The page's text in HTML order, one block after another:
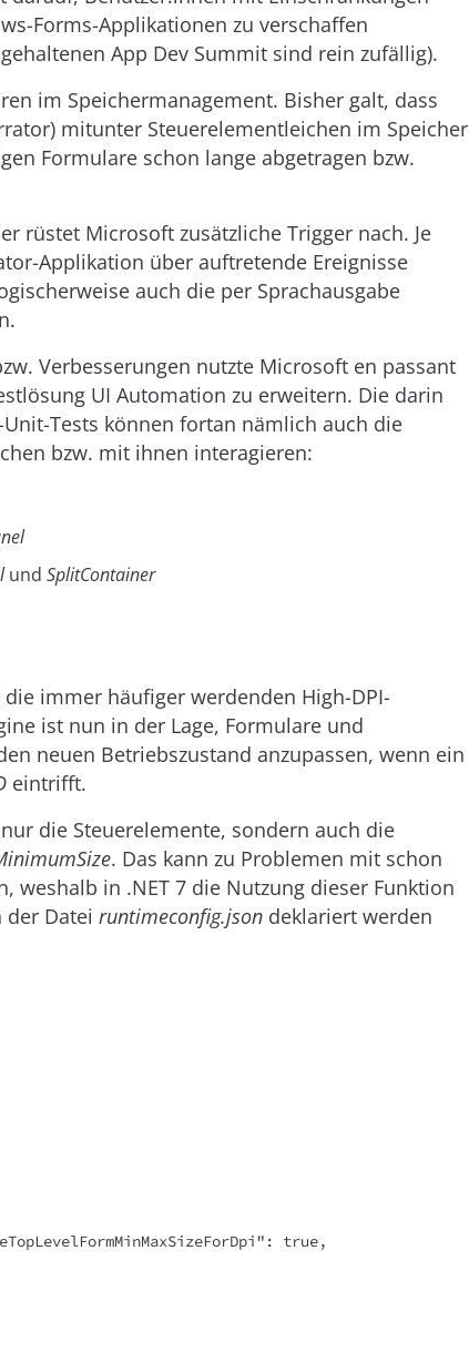
Forms-Applikationen zu verschaffen
App Dev Summit sind rein zufällig).
im Speichermanagement. Bisher galt, dass
mitunter Steuerelementleichen im Speicher
Formulare schon lange abgetragen bzw.
rüstet Microsoft zusätzliche Trigger nach. Je
Applikation über auftretende Ereignisse
auch die per Sprachausgabe
Verbesserungen nutzte Microsoft en passant
UI Automation zu erweitern. Die darin
Tests können fortan nämlich auch die
bzw. mit ihnen interagieren:
und SplitContainer
immer häufiger werdenden High-DPI-
ist nun in der Lage, Formulare und
neuen Betriebszustand anzupassen, wenn ein
eintrifft.
die Steuerelemente, sondern auch die
. Das kann zu Problemen mit schon
weshalb in .NET 7 die Nutzung dieser Funktion
der Datei runtimeconfig.json deklariert werden